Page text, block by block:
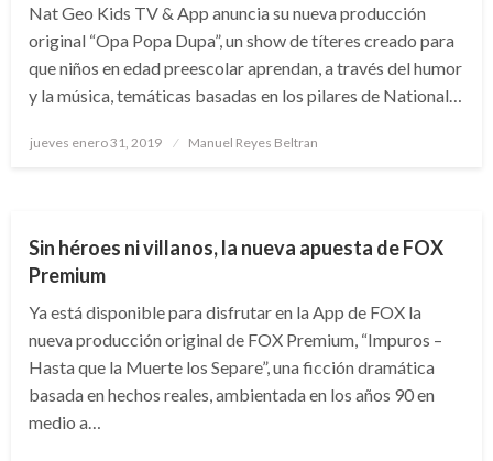
Nat Geo Kids TV & App anuncia su nueva producción
original “Opa Popa Dupa”, un show de títeres creado para
que niños en edad preescolar aprendan, a través del humor
y la música, temáticas basadas en los pilares de National…
Publicado
jueves enero 31, 2019 Manuel Reyes Beltran
Sin héroes ni villanos, la nueva apuesta de FOX
Premium
Ya está disponible para disfrutar en la App de FOX la
nueva producción original de FOX Premium, “Impuros –
Hasta que la Muerte los Separe”, una ficción dramática
basada en hechos reales, ambientada en los años 90 en
medio a…